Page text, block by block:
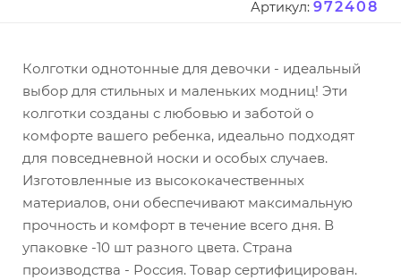
Артикул: 972408
Колготки однотонные для девочки - идеальный
выбор для стильных и маленьких модниц! Эти
колготки созданы с любовью и заботой о
комфорте вашего ребенка, идеально подходят
для повседневной носки и особых случаев.
Изготовленные из высококачественных
материалов, они обеспечивают максимальную
прочность и комфорт в течение всего дня. В
упаковке -10 шт разного цвета. Страна
производства - Россия. Товар сертифицирован.